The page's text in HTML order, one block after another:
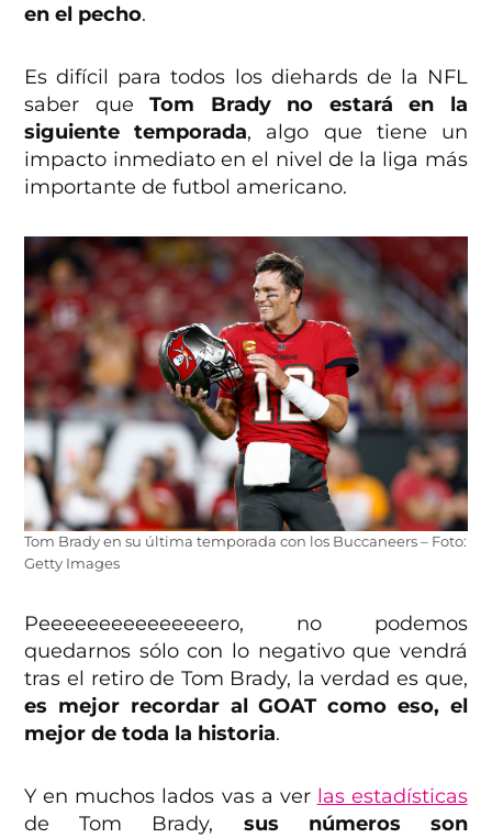
en el pecho.
Es difícil para todos los diehards de la NFL
saber queTom Brady no estará en la
siguiente temporada, algo que tiene un
impacto inmediato en el nivel de la liga más
importante de futbol americano.
Tom Brady en su última temporada con los Buccaneers – Foto:
Getty Images
Peeeeeeeeeeeeeeero, no podemos
quedarnos sólo con lo negativo que vendrá
tras el retiro de Tom Brady, la verdad es que,
es mejor recordar al GOAT como eso, el
mejor de toda la historia.
Y en muchos lados vas a ver las estadísticas
de Tom Brady, sus números son